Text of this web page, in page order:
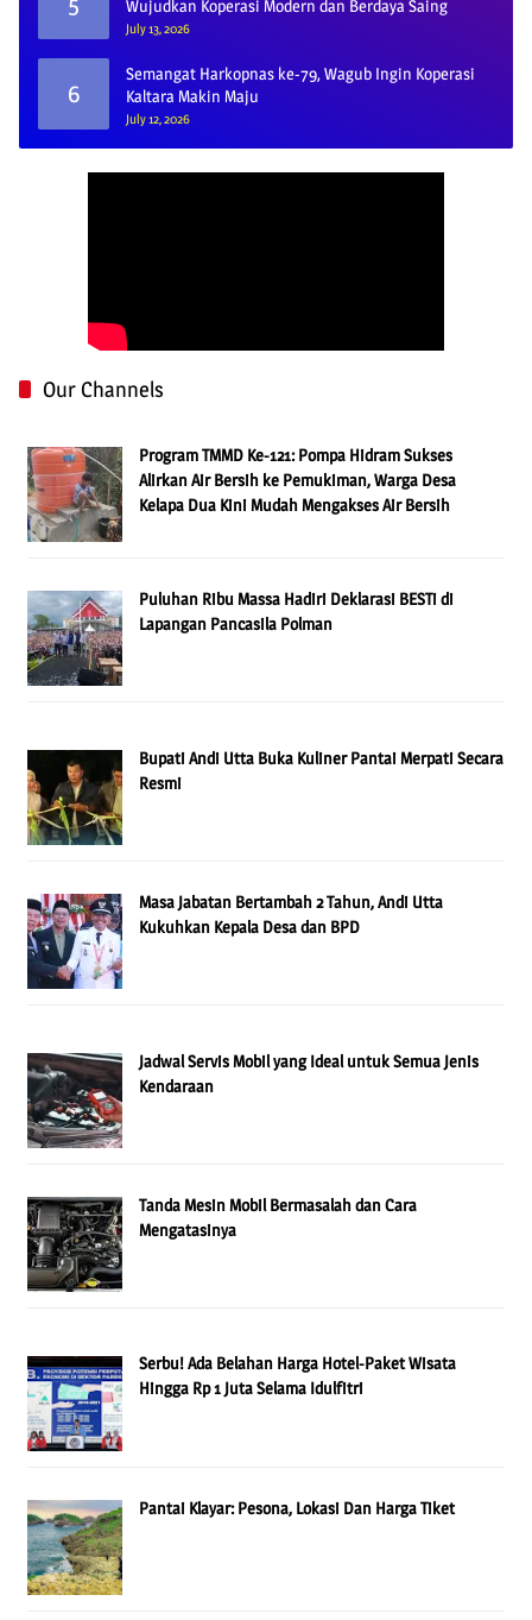
Wujudkan Koperasi Modern dan Berdaya Saing
July 13, 2026
6
Semangat Harkopnas ke-79, Wagub Ingin Koperasi
Kaltara Makin Maju
July 12, 2026
Our Channels
Program TMMD Ke-121: Pompa Hidram Sukses
Alirkan Air Bersih ke Pemukiman, Warga Desa
Kelapa Dua Kini Mudah Mengakses Air Bersih
Puluhan Ribu Massa Hadiri Deklarasi BESTi di
Lapangan Pancasila Polman
Bupati Andi Utta Buka Kuliner Pantai Merpati Secara
Resmi
Masa Jabatan Bertambah 2 Tahun, Andi Utta
Kukuhkan Kepala Desa dan BPD
Jadwal Servis Mobil yang Ideal untuk Semua Jenis
Kendaraan
Tanda Mesin Mobil Bermasalah dan Cara
Mengatasinya
Serbu! Ada Belahan Harga Hotel-Paket Wisata
Hingga Rp 1 Juta Selama Idulfitri
Pantai Klayar: Pesona, Lokasi Dan Harga Tiket